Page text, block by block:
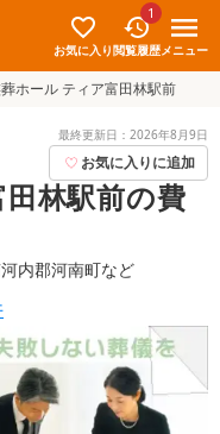
お気に入り
1
閲覧履歴メニュー
ホール ティア富田林駅前
最終更新日： 2026年8月9日
お気に入りに追加
林駅前の費
内郡河南町など